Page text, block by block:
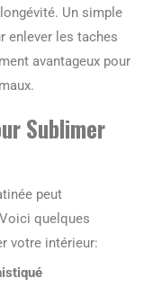
Un simple
enlever les taches
avantageux pour
Sublimer
peut
quelques
votre intérieur: